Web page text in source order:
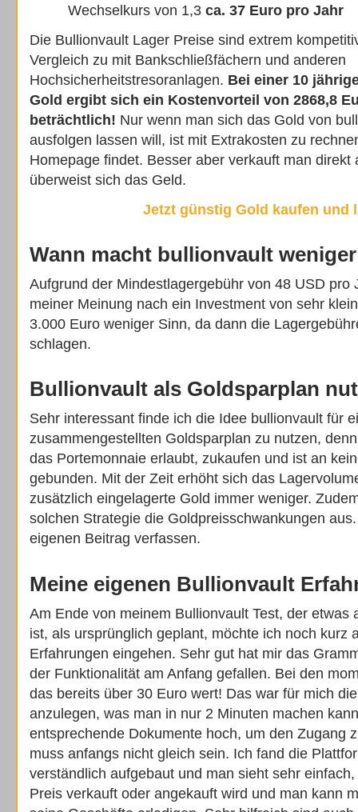
Wechselkurs von 1,3 ca. 37 Euro pro Jahr
Die Bullionvault Lager Preise sind extrem
Vergleich zu mit Bankschließfächern und anderen
Hochsicherheitstresoranlagen. Bei einer 10
Gold ergibt sich ein Kostenvorteil von 2868,8
beträchtlich! Nur wenn man sich das Gold von
ausfolgen lassen will, ist mit Extrakosten zu
Homepage findet. Besser aber verkauft man direkt
überweist sich das Geld.
Jetzt günstig Gold kaufen und
Wann macht bullionvault
Aufgrund der Mindestlagergebühr von 48 USD pro
meiner Meinung nach ein Investment von sehr
3.000 Euro weniger Sinn, da dann die
schlagen.
Bullionvault als Goldsparplan
Sehr interessant finde ich die Idee bullionvault für
zusammengestellten Goldsparplan zu nutzen,
das Portemonnaie erlaubt, zukaufen und ist an
gebunden. Mit der Zeit erhöht sich das
zusätzlich eingelagerte Gold immer weniger.
solchen Strategie die Goldpreisschwankungen
eigenen Beitrag verfassen.
Meine eigenen Bullionvault
Am Ende von meinem Bullionvault Test, der etwas
ist, als ursprünglich geplant, möchte ich noch kurz
Erfahrungen eingehen. Sehr gut hat mir das
der Funktionalität am Anfang gefallen. Bei den
das bereits über 30 Euro wert! Das war für mich
anzulegen, was man in nur 2 Minuten machen
entsprechende Dokumente hoch, um den Zugang
muss anfangs nicht gleich sein. Ich fand die
verständlich aufgebaut und man sieht sehr
Preis verkauft oder angekauft wird und man kann